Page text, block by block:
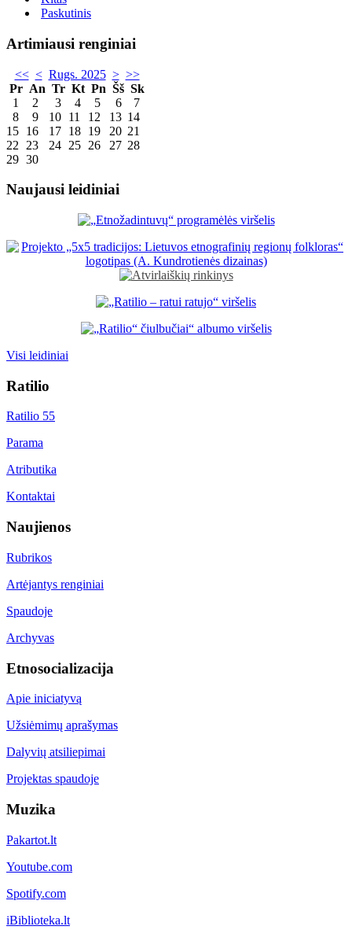
Paskutinis
Artimiausi renginiai
<< < Rugs. 2025 > >>
Pr An Tr Kt Pn Šš Sk
1
2 3 4 5 6
7
8
9 10 11 12 13 14
15 16 17 18 19 20 21
22
23 24 25 26 27 28
29 30
Naujausi leidiniai
Visi leidiniai
Ratilio
Ratilio 55
Parama
Atributika
Kontaktai
Naujienos
Rubrikos
Artėjantys renginiai
Spaudoje
Archyvas
Etnosocializacija
Apie iniciatyvą
Užsiėmimų aprašymas
Dalyvių atsiliepimai
Projektas spaudoje
Muzika
Pakartot.lt
Youtube.com
Spotify.com
iBiblioteka.lt